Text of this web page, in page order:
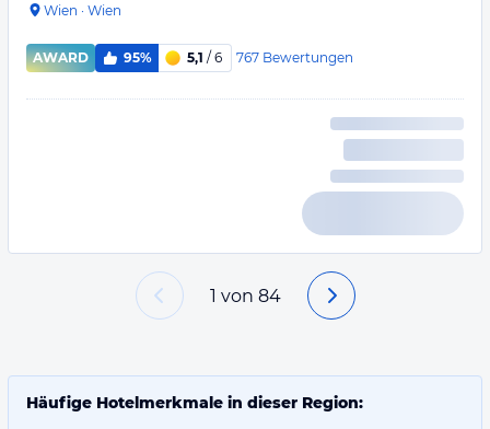
Wien · Wien
AWARD 95% 5,1 / 6 767 Bewertungen
1 von 84
Häufige Hotelmerkmale in dieser Region: